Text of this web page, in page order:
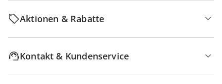
Aktionen & Rabatte
Kontakt & Kundenservice